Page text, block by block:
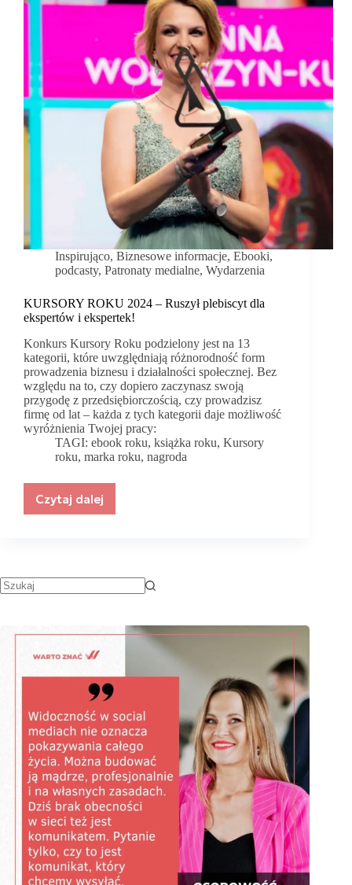
Inspirująco, Biznesowe informacje, Ebooki,
podcasty, Patronaty medialne, Wydarzenia
KURSORY ROKU 2024 – Ruszył plebiscyt dla
ekspertów i ekspertek!
Konkurs Kursory Roku podzielony jest na 13
kategorii, które uwzględniają różnorodność form
prowadzenia biznesu i działalności społecznej. Bez
względu na to, czy dopiero zaczynasz swoją
przygodę z przedsiębiorczością, czy prowadzisz
firmę od lat – każda z tych kategorii daje możliwość
wyróżnienia Twojej pracy:
TAGI: ebook roku,książka roku,Kursory
roku, marka roku, nagroda
Czytaj dalej
KURSORY
plebiscyt
dla
ekspertek!